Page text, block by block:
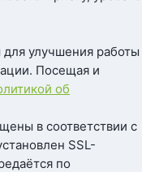
улучшения работы
Посещая и
об
в соответствии с
SSL-
по